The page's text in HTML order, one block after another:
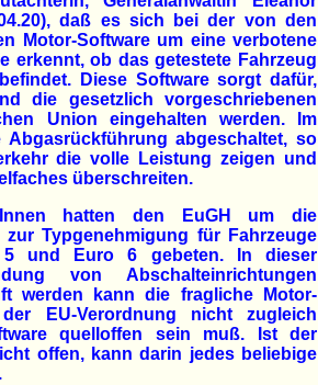
daß es sich bei der von den
Motor-Software um eine verbotene
erkennt, ob das getestete Fahrzeug
Diese Software sorgt dafür,
die gesetzlich vorgeschriebenen
Union eingehalten werden. Im
abgeschaltet, so
die volle Leistung zeigen und
überschreiten.
hatten den EuGH um die
Typgenehmigung für Fahrzeuge
5 und Euro 6 gebeten. In dieser
von Abschalteinrichtungen
werden kann die fragliche Motor-
EU-Verordnung nicht zugleich
quelloffen sein muß. Ist der
offen, kann darin jedes beliebige